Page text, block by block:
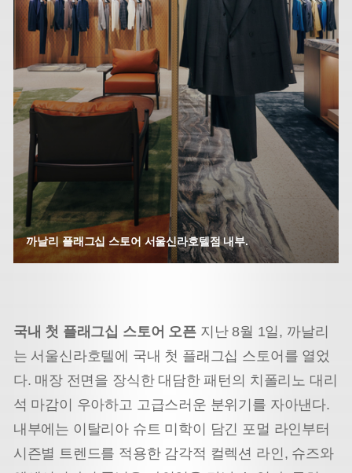
까날리 플래그십 스토어 서울신라호텔점 내부.
국내 첫 플래그십 스토어 오픈지난 8월 1일, 까날리
는 서울신라호텔에 국내 첫 플래그십 스토어를 열었
다. 매장 전면을 장식한 대담한 패턴의 치폴리노 대리
석 마감이 우아하고 고급스러운 분위기를 자아낸다.
내부에는 이탈리아 슈트 미학이 담긴 포멀 라인부터
시즌별 트렌드를 적용한 감각적 컬렉션 라인, 슈즈와